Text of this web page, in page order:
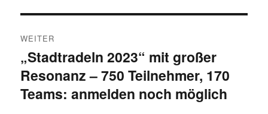
WEITER
Nächster
Beitrag:
„Stadtradeln 2023“ mit großer
Resonanz – 750 Teilnehmer, 170
Teams: anmelden noch möglich